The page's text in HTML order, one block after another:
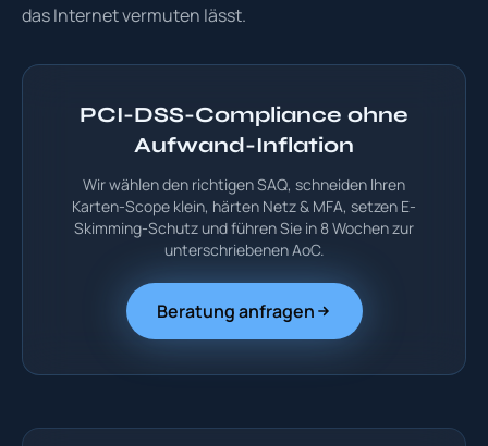
das Internet vermuten lässt.
PCI-DSS-Compliance ohne
Aufwand-Inflation
Wir wählen den richtigen SAQ, schneiden Ihren
Karten-Scope klein, härten Netz & MFA, setzen E-
Skimming-Schutz und führen Sie in 8 Wochen zur
unterschriebenen AoC.
Beratung anfragen